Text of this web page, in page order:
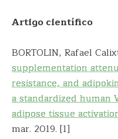
Artigo científico
BORTOLIN, Rafael
supplementation
resistance, and
a standardized human
adipose tissue
mar. 2019. [1]